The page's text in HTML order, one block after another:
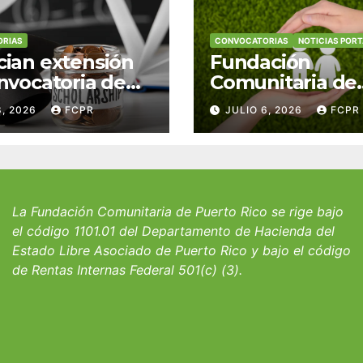
extensión
de
del Fondo
William J.
del
2026 FCPR
CONVOCATORIAS NOTICIAS
Fundación
Comunitaria de
Puerto Rico y la
familia Suárez-
convocatoria
albergues
JULIO 6, 2026 FCPR
La Fundación Comunitaria de Puerto Rico se rige bajo
el código 1101.01 del Departamento de Hacienda del
Estado Libre Asociado de Puerto Rico y bajo el código
de Rentas Internas Federal 501(c) (3).